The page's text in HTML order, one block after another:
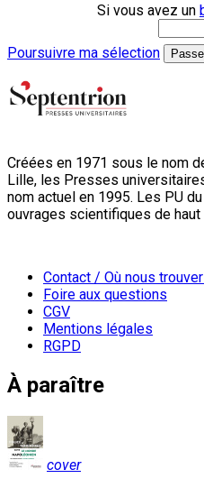
Si vous avez un
Poursuivre ma sélection
Créées en 1971 sous le nom
Lille, les Presses
nom actuel en 1995. Les PU
ouvrages scientifiques de haut
Contact / Où nous
Foire aux questions
CGV
Mentions légales
RGPD
À paraître
cover